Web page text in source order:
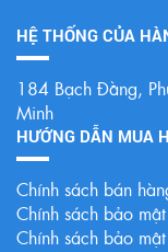
HỆ THỐNG CỦA
184 Bạch Đằng,
Minh
HƯỚNG DẪN MUA
Chính sách bán
Chính sách bảo
Chính sách bảo